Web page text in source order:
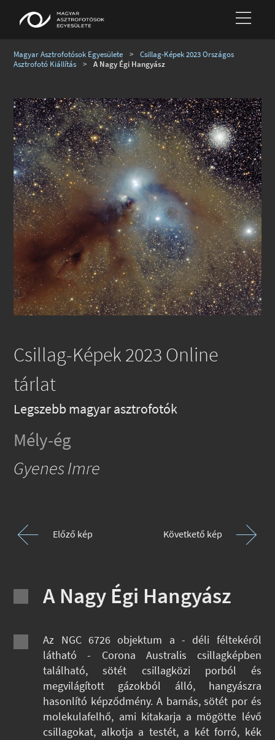
Magyar Asztrofotósok Egyesülete >
Csillag-Képek 2023 Országos
Asztrofotó Kiállítás
> A Nagy Égi Hangyász
Csillag-Képek 2023 Online
tárlat
Legszebb magyar asztrofotók
Mély-ég
Gyenes Imre
Előző kép Követkető kép
A Nagy Égi Hangyász
Az NGC 6726 objektum a - déli féltekéről
látható - Corona Australis csillagképben
található, sötét csillagközi porból és
megvilágított gázokból álló, hangyászra
hasonlító képződmény. A barnás, sötét por és
molekulafelhő, ami kitakarja a mögötte lévő
csillagokat, alkotja a testét, a két forró, kék